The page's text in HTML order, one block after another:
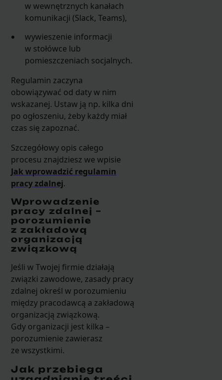
w wewnętrznych kanałach
komunikacji (Slack, Teams),
wywieszenie informacji
w stołówce lub
pomieszczeniach socjalnych.
Regulamin zaczyna
obowiązywać od daty w nim
wskazanej. Ustaw ją np. kilka dni
po ogłoszeniu, żeby każdy miał
czas się zapoznać.
Szczegółowy opis całego
procesu znajdziesz we wpisie
Jak wprowadzić regulamin
pracy zdalnej.
Wprowadzenie
pracy zdalnej –
porozumienie
z zakładową
organizacją
związkową
Jeśli w Twojej firmie działają
związki zawodowe, zasady pracy
zdalnej określ w porozumieniu
między pracodawcą a zakładową
organizacją związkową.
Gdy organizacji jest kilka –
porozumienie zawierasz
ze wszystkimi.
Jak przebiega